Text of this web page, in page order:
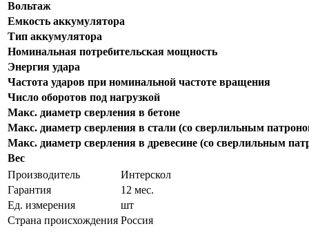
Вольтаж
Емкость аккумулятора
Тип аккумулятора
Номинальная потребительская мощность
Энергия удара
Частота ударов при номинальной частоте вращения
Число оборотов под нагрузкой
Макс. диаметр сверления в бетоне
Макс. диаметр сверления в стали (со сверлильным
Макс. диаметр сверления в древесине (со сверлильным
Вес
Производитель
Интерскол
Гарантия
12 мес.
Ед. измерения
шт
Страна происхождения Россия